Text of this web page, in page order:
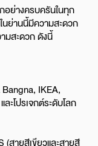
อย่างครบครันในทุก
นย่านนี้มีความสะดวก
มสะดวก ดังนี้
IKEA,
ะโปรเจกต์ระดับโลก